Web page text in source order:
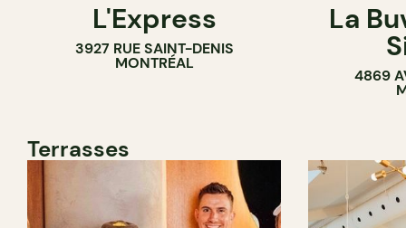
L'Express
3927 RUE SAINT-DENIS
MONTRÉAL
BAR À VIN
La
4869
Terrasses